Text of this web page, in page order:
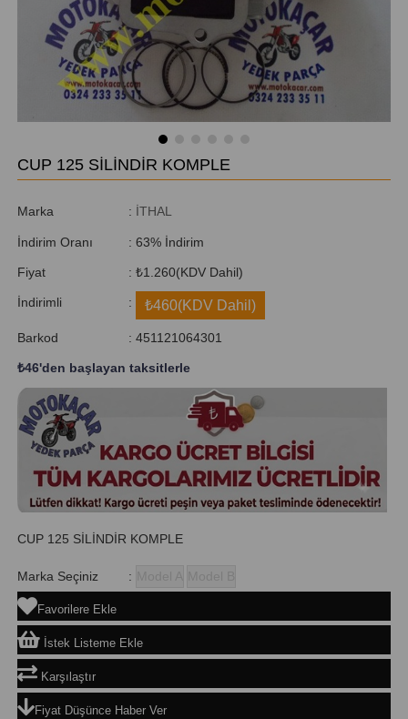
CUP 125 SİLİNDİR KOMPLE
Marka : İTHAL
İndirim Oranı : %
63 İndirim
Fiyat : ₺1.260(KDV Dahil)
İndirimli : ₺460(KDV Dahil)
Barkod : 451121064301
₺46'den başlayan taksitlerle
CUP 125 SİLİNDİR KOMPLE
Marka Seçiniz :
Favorilere Ekle
İstek Listeme Ekle
Karşılaştır
Fiyat Düşünce Haber Ver